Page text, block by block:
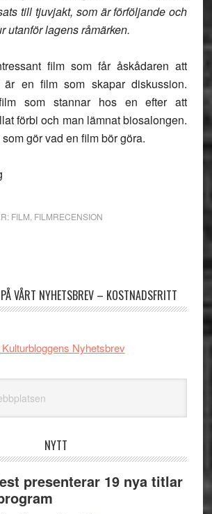
till tjuvjakt, som är förföljande och
utanför lagens råmärken.
film som får åskådaren att
är en film som skapar diskussion.
som stannar hos en efter att
förbi och man lämnat biosalongen.
gör vad en film bör göra.
FILM FILMRECENSION
VÅRT NYHETSBREV – KOSTNADSFRITT
Nyhetsbrev
NYTT
presenterar 19 nya titlar